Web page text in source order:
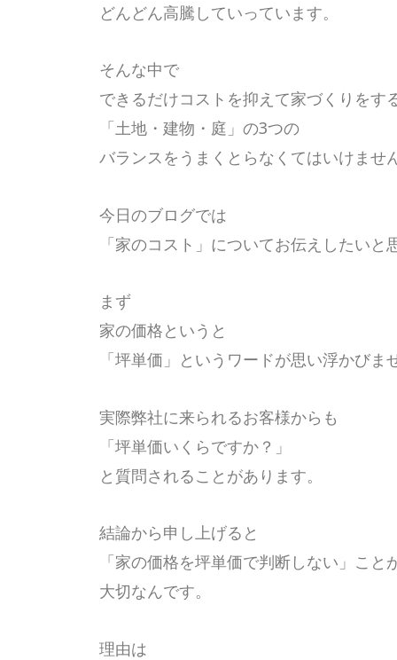
どんどん高騰していっています。
そんな中で
できるだけコストを抑えて家づくりをす
「土地・建物・庭」の3つの
バランスをうまくとらなくてはいけませ
今日のブログでは
「家のコスト」についてお伝えしたいと
まず
家の価格というと
「坪単価」というワードが思い浮かびま
実際弊社に来られるお客様からも
「坪単価いくらですか？」
と質問されることがあります。
結論から申し上げると
「家の価格を坪単価で判断しない」こと
大切なんです。
理由は